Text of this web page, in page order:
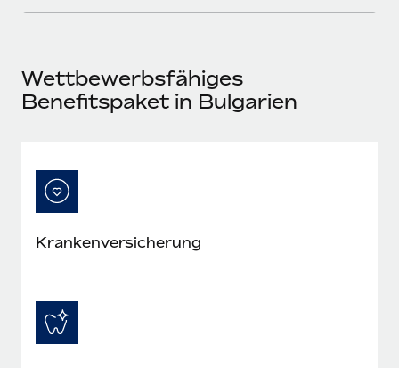
Mehr erfahren
Wettbewerbsfähiges
Benefitspaket in Bulgarien
Kranken­versicherung